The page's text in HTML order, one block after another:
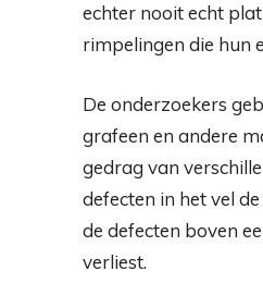
echter nooit echt
rimpelingen die hun
De onderzoekers
grafeen en andere
gedrag van
defecten in het vel
de defecten boven
verliest.